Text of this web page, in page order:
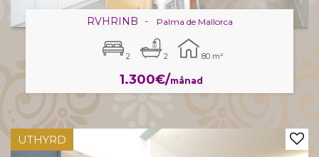
RVHRINB - Palma de Mallorca
2 2 80 m²
1.300€/månad
UTHYRD